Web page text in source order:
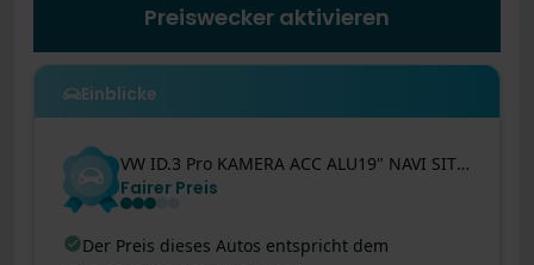
Preiswecker aktivieren
Einblicke
VW ID.3 Pro KAMERA ACC ALU19" NAVI SITZHEIZUNG
Fairer Preis
Der Preis dieses Autos entspricht dem